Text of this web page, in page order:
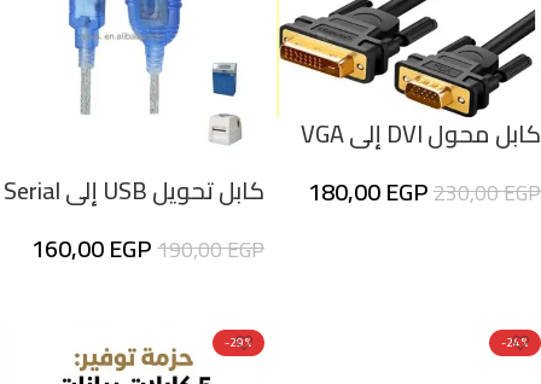
كابل محول DVI إلى VGA
230,00EGP
180,00EGP كابل تحويل USB إلى Serial
الرسيفر وصيانة الشبكات
190,00EGP
160,00EGP
-24%
-29%